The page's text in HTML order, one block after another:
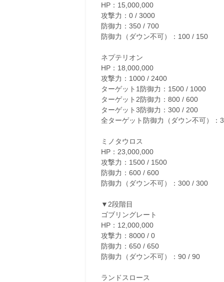
HP：15,000,000
攻撃力：0 / 3000
防御力：350 / 700
防御力（ダウン不可）：100 / 150
ネプテリオン
HP：18,000,000
攻撃力：1000 / 2400
ターゲット1防御力：1500 / 1000
ターゲット2防御力：800 / 600
ターゲット3防御力：300 / 200
全ターゲット防御力（ダウン不可）：
ミノタウロス
HP：23,000,000
攻撃力：1500 / 1500
防御力：600 / 600
防御力（ダウン不可）：300 / 300
▼2段階目
ゴブリングレート
HP：12,000,000
攻撃力：8000 / 0
防御力：650 / 650
防御力（ダウン不可）：90 / 90
ランドスロース